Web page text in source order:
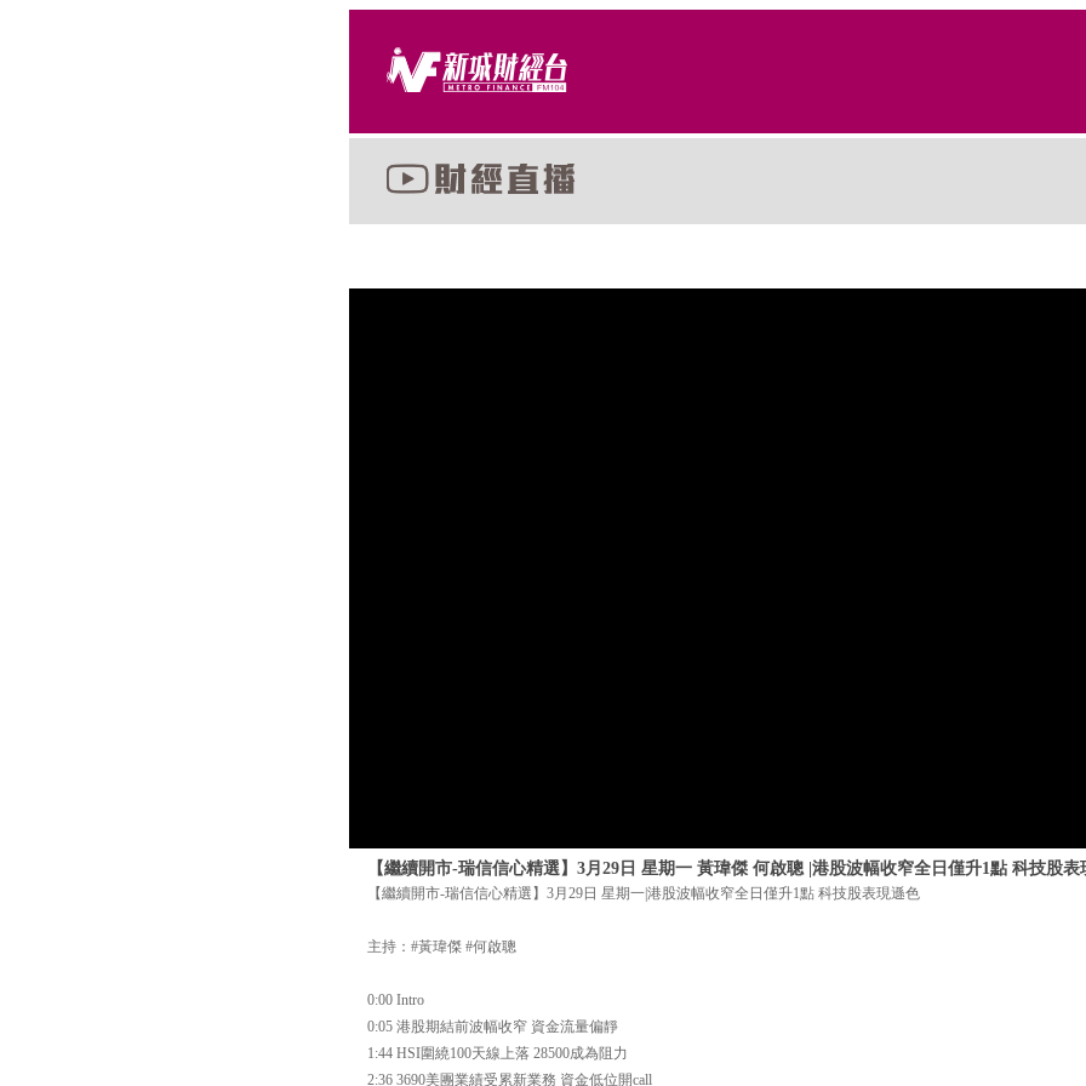
【繼續開市-瑞信信心精選】3月29日 星期一 黃瑋傑 何啟聰 |港股波幅收窄全日僅升1點 科技股表
【繼續開市-瑞信信心精選】3月29日 星期一|港股波幅收窄全日僅升1點 科技股表現遜色
主持：#黃瑋傑 #何啟聰
0:00 Intro
0:05 港股期結前波幅收窄 資金流量偏靜
1:44 HSI圍繞100天線上落 28500成為阻力
2:36 3690美團業績受累新業務 資金低位開call